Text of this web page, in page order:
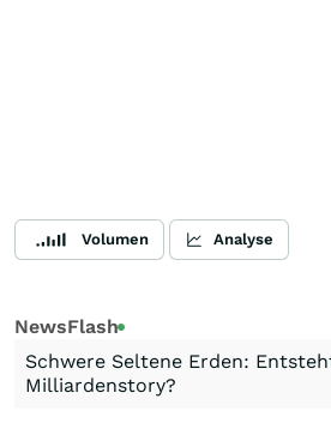
Volumen Analyse
NewsFlash
Schwere Seltene Erden:
Milliardenstory?